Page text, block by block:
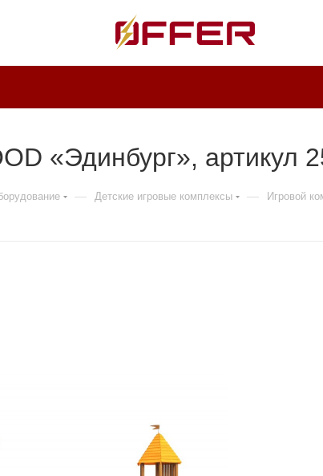
«Эдинбург», артикул
— Детские игровые комплексы — Игровой